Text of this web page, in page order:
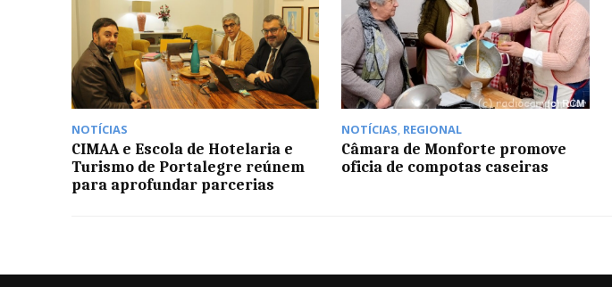
NOTÍCIAS
CIMAA e Escola de Hotelaria e
Turismo de Portalegre reúnem
para aprofundar parcerias
NOTÍCIAS, REGIONAL
Câmara de Monforte promove
oficia de compotas caseiras